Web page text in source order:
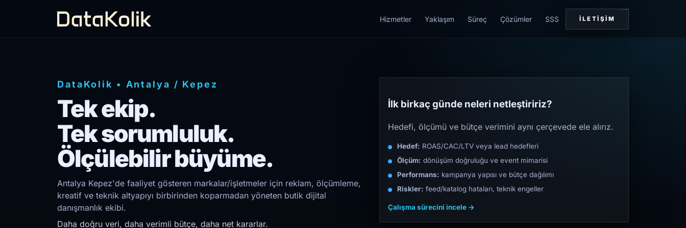
Hizmetler Yaklaşım Süreç Çözümler SSS İLETIŞIM
DataKolik • Antalya / Kepez
Tek ekip.
Tek sorumluluk.
Ölçülebilir büyüme.
Antalya Kepez'de faaliyet gösteren markalar/işletmeler için reklam, ölçümleme,
kreatif ve teknik altyapıyı birbirinden koparmadan yöneten butik dijital
danışmanlık ekibi.
Daha doğru veri, daha verimli bütçe, daha net kararlar.
İlk birkaç günde neleri netleştiririz?
Hedefi, ölçümü ve bütçe verimini aynı çerçevede ele alırız.
Hedef: ROAS/CAC/LTV veya lead hedefleri
Ölçüm: dönüşüm doğruluğu ve event mimarisi
Performans: kampanya yapısı ve bütçe dağılımı
Riskler: feed/katalog hataları, teknik engeller
Çalışma sürecini incele →